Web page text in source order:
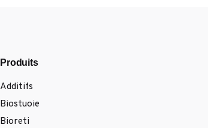
Produits
Additifs
Biostuoie
Bioreti